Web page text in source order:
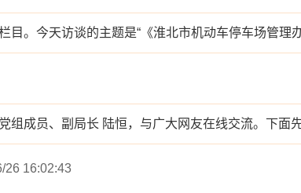
。今天访谈的主题是“《淮北市机动车停车场管理办
成员、副局长 陆恒，与广大网友在线交流。下面
26 16:02:43